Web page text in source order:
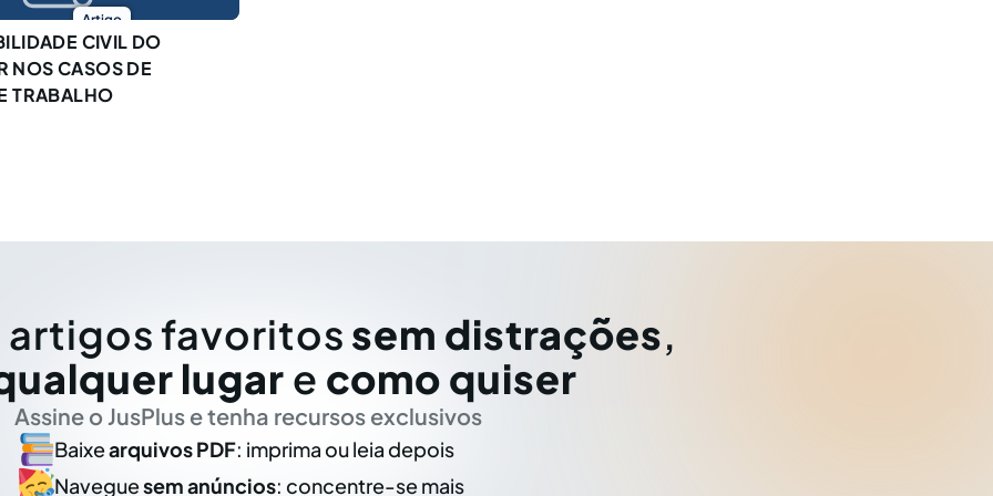
Artigo
CIVIL DO
NOS CASOS DE
TRABALHO
artigos favoritos sem distrações,
lugar e como quiser
Assine o JusPlus e tenha recursos exclusivos
Baixearquivos PDF: imprima ou leia depois
Naveguesem anúncios: concentre-se mais